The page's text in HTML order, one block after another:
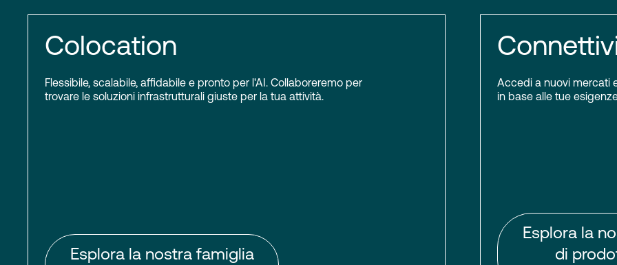
Colocation
Flessibile, scalabile, affidabile e pronto per l'AI. Collaboreremo per
trovare le soluzioni infrastrutturali giuste per la tua attività.
Esplora la nostra famiglia
Accedi a nuovi mercati
in base alle tue
Esplora la
di